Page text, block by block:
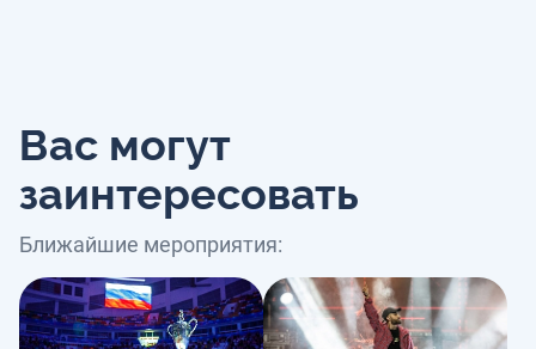
Вас могут
заинтересовать
Ближайшие мероприятия: